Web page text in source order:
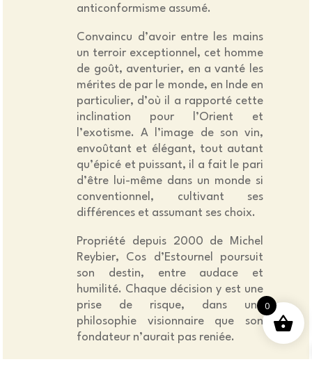
anticonformisme assumé.
Convaincu d’avoir entre les mains
un terroir exceptionnel, cet homme
de goût, aventurier, en a vanté les
mérites de par le monde, en Inde en
particulier, d’où il a rapporté cette
inclination pour l’Orient et
l’exotisme. A l’image de son vin,
envoûtant et élégant, tout autant
qu’épicé et puissant, il a fait le pari
d’être lui-même dans un monde si
conventionnel, cultivant ses
différences et assumant ses choix.
Propriété depuis 2000 de Michel
Reybier, Cos d’Estournel poursuit
son destin, entre audace et
humilité. Chaque décision y est une
prise de risque, dans une
philosophie visionnaire que son
fondateur n’aurait pas reniée.
0